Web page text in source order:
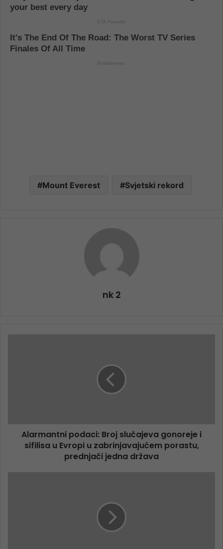
Mount Everest Svjetski rekord
nk 2
Alarmantni podaci: Broj slučajeva gonoreje i
sifilisa u Evropi u zabrinjavajućem porastu,
prednjači jedna država